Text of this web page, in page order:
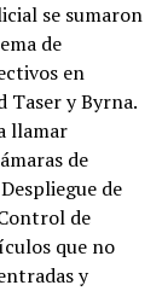
se sumaron
de
en
Taser y Byrna.
llamar
de
de
de
que no
y